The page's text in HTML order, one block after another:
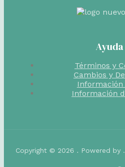
Ayuda
Términos y
Cambios y
Información
Información
Copyright © 2026 . Powered by